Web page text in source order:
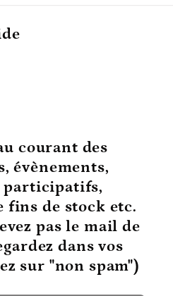
courant des
évènements,
participatifs,
fins de stock etc.
pas le mail de
dans vos
sur "non spam")